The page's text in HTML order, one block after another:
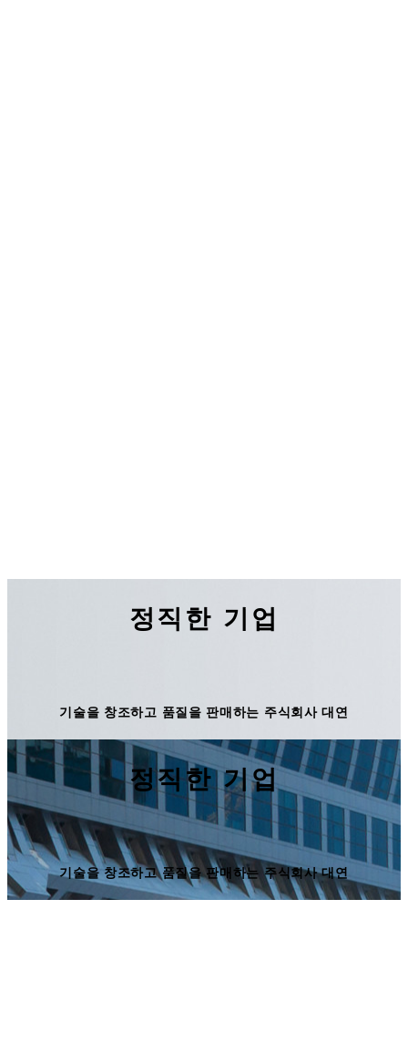
정직한 기업
기술을 창조하고 품질을 판매하는 주식회사 대연
정직한 기업
기술을 창조하고 품질을 판매하는 주식회사 대연